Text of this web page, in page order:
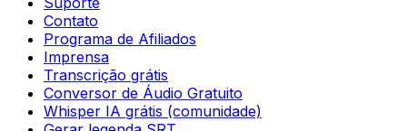
Contato
Programa de Afiliados
Imprensa
Transcrição grátis
Conversor de Áudio Gratuito
Whisper IA grátis (comunidade)